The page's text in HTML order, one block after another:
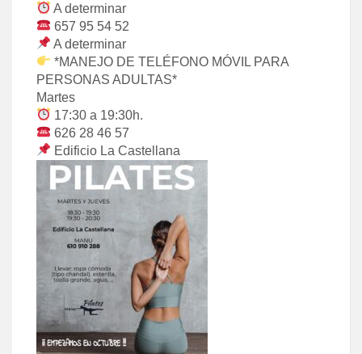
A determinar
657 95 54 52
A determinar
*MANEJO DE TELÉFONO MÓVIL PARA
PERSONAS ADULTAS*
Martes
17:30 a 19:30h.
626 28 46 57
Edificio La Castellana